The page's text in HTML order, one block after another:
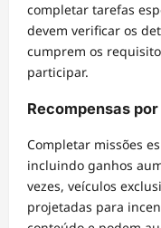
completar tarefas
devem verificar os
cumprem os
participar.
Recompensas
Completar missões
incluindo ganhos
vezes, veículos
projetadas para